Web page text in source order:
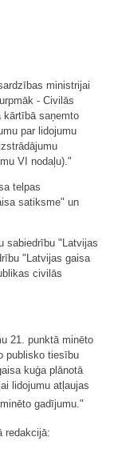
ministrijai
- Civilās
kārtībā saņemto
par lidojumu
VI nodaļu)."
telpas
satiksme" un
sabiedrību "Latvijas
"Latvijas gaisa
civilās
21. punktā minēto
publisko tiesību
kuģa plānotā
lidojumu atļaujas
gadījumu."
redakcijā: